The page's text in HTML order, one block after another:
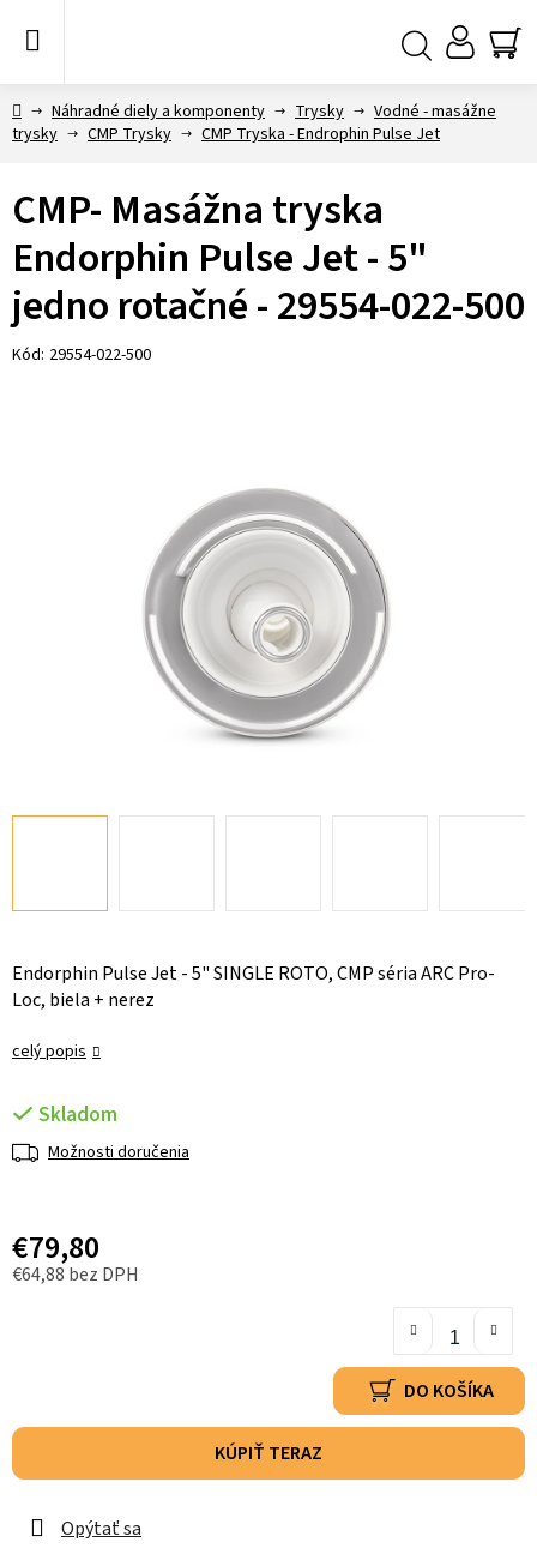
DomovNáhradné diely a komponenty Trysky
Vodné - masážne
trysky
CMP Trysky CMP Tryska - Endrophin Pulse Jet
Endorphin Pulse Jet - 5" SINGLE ROTO, CMP séria ARC Pro-
Loc, biela + nerez
celý popis
Skladom
Možnosti doručenia
€79,80
€64,88 bez DPH
DO KOŠÍKA
KÚPIŤ TERAZ
Opýtať sa
CMP- Masážna tryska
Endorphin Pulse Jet - 5"
jedno rotačné - 29554-022-500
Kód: 29554-022-500